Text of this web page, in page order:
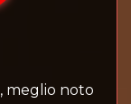
, meglio noto